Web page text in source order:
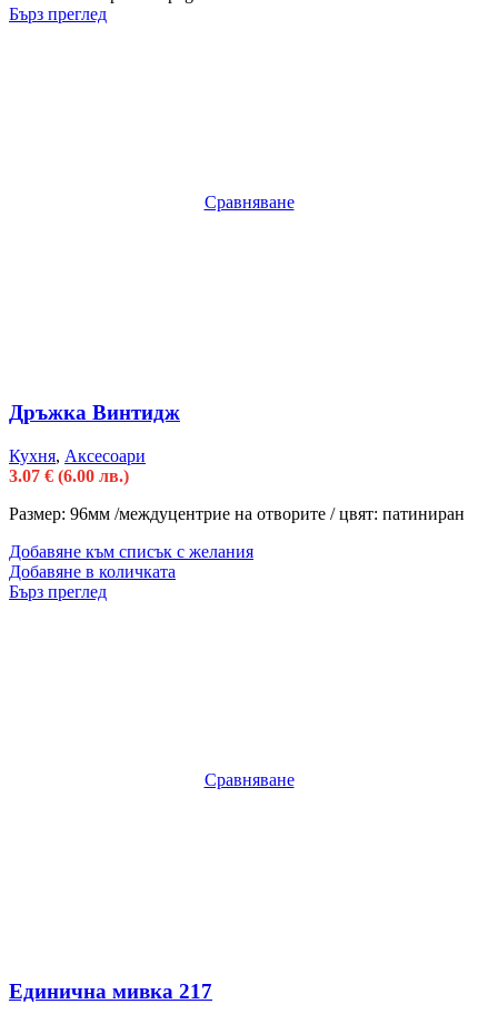
Бърз преглед
Сравняване
Дръжка Винтидж
Кухня, Аксесоари
3.07 € (6.00 лв.)
Размер: 96мм /междуцентрие на отворите / цвят: патиниран
Добавяне към списък с желания
Добавяне в количката
Бърз преглед
Сравняване
Единична мивка 217